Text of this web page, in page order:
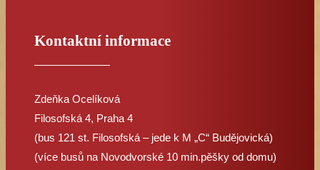
Kontaktní informace
Zdeňka Ocelíková
Filosofská 4, Praha 4
(bus 121 st. Filosofská – jede k M „C“ Budějovická)
(více busů na Novodvorské 10 min.pěšky od domu)